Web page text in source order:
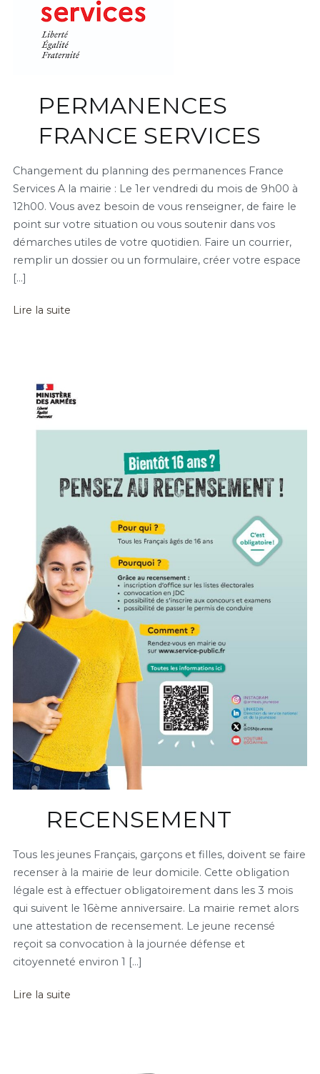
PERMANENCES
FRANCE SERVICES
Changement du planning des permanences France
Services A la mairie : Le 1er vendredi du mois de 9h00 à
12h00. Vous avez besoin de vous renseigner, de faire le
point sur votre situation ou vous soutenir dans vos
démarches utiles de votre quotidien. Faire un courrier,
remplir un dossier ou un formulaire, créer votre espace
[…]
Lire la suite
RECENSEMENT
Tous les jeunes Français, garçons et filles, doivent se faire
recenser à la mairie de leur domicile. Cette obligation
légale est à effectuer obligatoirement dans les 3 mois
qui suivent le 16ème anniversaire. La mairie remet alors
une attestation de recensement. Le jeune recensé
reçoit sa convocation à la journée défense et
citoyenneté environ 1 […]
Lire la suite